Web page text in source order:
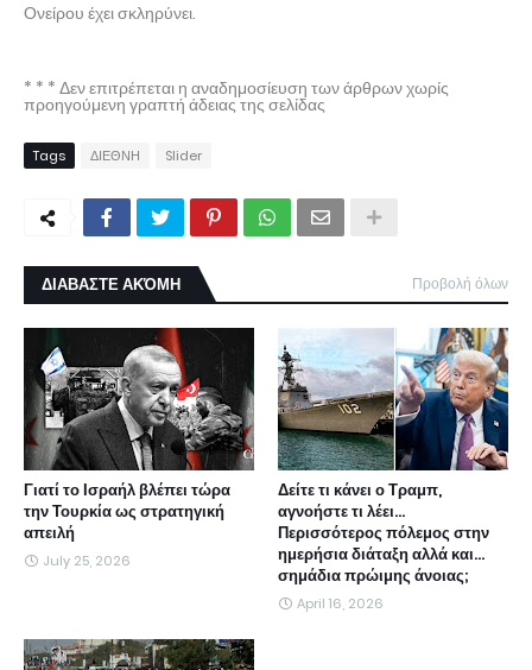
Ονείρου έχει σκληρύνει.
* * * Δεν επιτρέπεται η αναδημοσίευση των άρθρων χωρίς
προηγούμενη γραπτή άδειας της σελίδας
Tags ΔΙΕΘΝΗ Slider
ΔΙΑΒΑΣΤΕ ΑΚΌΜΗ Προβολή όλων
Γιατί το Ισραήλ βλέπει τώρα
την Τουρκία ως στρατηγική
απειλή
July 25, 2026
Δείτε τι κάνει ο Τραμπ,
αγνοήστε τι λέει...
Περισσότερος πόλεμος στην
ημερήσια διάταξη αλλά και...
σημάδια πρώιμης άνοιας;
April 16, 2026